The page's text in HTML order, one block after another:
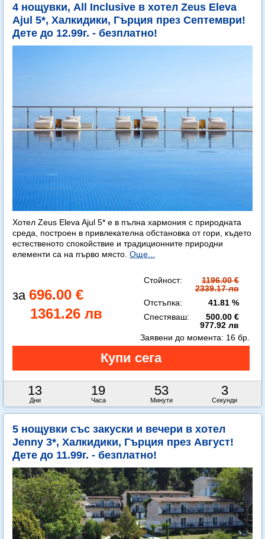
4 нощувки, All Inclusive в хотел Zeus Eleva
Ajul 5*, Халкидики, Гърция през Септември!
Дете до 12.99г. - безплатно!
Хотел Zeus Eleva Ajul 5* е в пълна хармония с природната
среда, построен в привлекателна обстановка от гори, където
естественото спокойствие и традиционните природни
елементи са на първо място. Още...
696.00 €
1361.26 лв
Стойност:
1196.00 €
2339.17 лв
Отстъпка:
41.81 %
Спестяваш:
500.00 €
977.92 лв
13
Дни
19
Часа
53
Минути
2
Секунди
Заявени до момента: 16 бр.
5 нощувки със закуски и вечери в хотел
Jenny 3*, Халкидики, Гърция през Август!
Дете до 11.99г. - безплатно!